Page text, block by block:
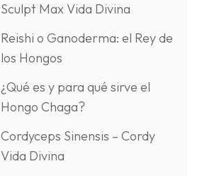
Sculpt Max Vida Divina
Reishi o Ganoderma: el Rey de
los Hongos
¿Qué es y para qué sirve el
Hongo Chaga?
Cordyceps Sinensis – Cordy
Vida Divina